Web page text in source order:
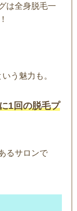
は全身脱毛一
！
う魅力も。
1回の脱毛プ
るサロンで